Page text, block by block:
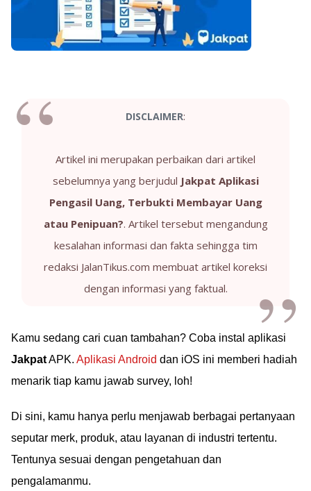
DISCLAIMER:
Artikel ini merupakan perbaikan dari artikel
sebelumnya yang berjudul Jakpat Aplikasi
Pengasil Uang, Terbukti Membayar Uang
atau Penipuan?. Artikel tersebut mengandung
kesalahan informasi dan fakta sehingga tim
redaksi JalanTikus.com membuat artikel koreksi
dengan informasi yang faktual.
Kamu sedang cari cuan tambahan? Coba instal aplikasi
JakpatAPK. Aplikasi Android dan iOS ini memberi hadiah
menarik tiap kamu jawab survey, loh!
Di sini, kamu hanya perlu menjawab berbagai pertanyaan
seputar merk, produk, atau layanan di industri tertentu.
Tentunya sesuai dengan pengetahuan dan
pengalamanmu.